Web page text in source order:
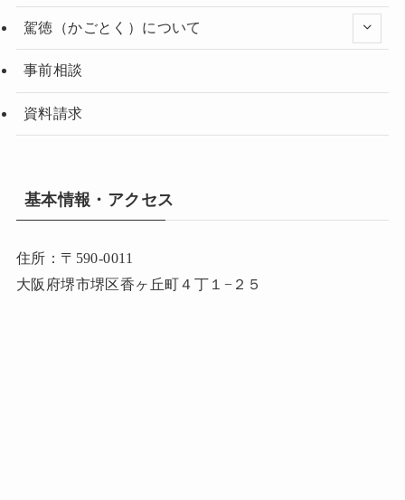
駕徳（かごとく）について
事前相談
資料請求
基本情報・アクセス
住所：〒590-0011
大阪府堺市堺区香ヶ丘町４丁１−２５